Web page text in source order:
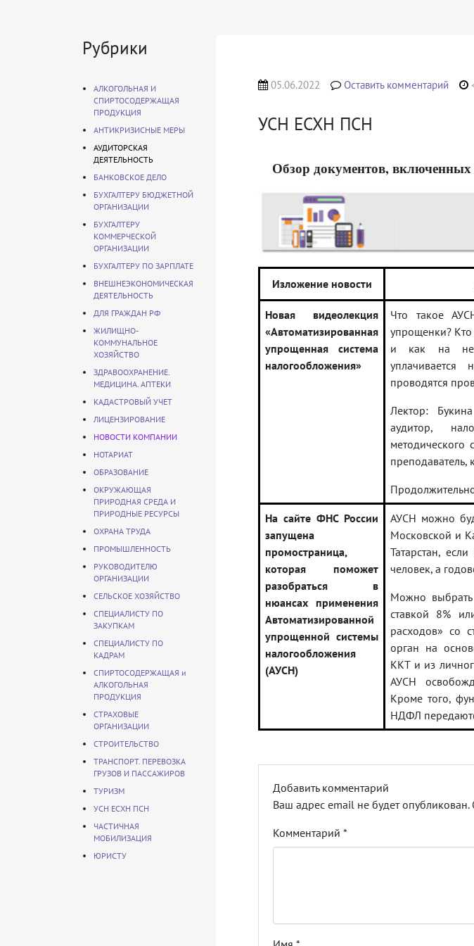
Рубрики
АЛКОГОЛЬНАЯ И
СПИРТОСОДЕРЖАЩАЯ
ПРОДУКЦИЯ
АНТИКРИЗИСНЫЕ МЕРЫ
АУДИТОРСКАЯ
ДЕЯТЕЛЬНОСТЬ
БАНКОВСКОЕ ДЕЛО
БУХГАЛТЕРУ БЮДЖЕТНОЙ
ОРГАНИЗАЦИИ
БУХГАЛТЕРУ
КОММЕРЧЕСКОЙ
ОРГАНИЗАЦИИ
БУХГАЛТЕРУ ПО ЗАРПЛАТЕ
ВНЕШНЕЭКОНОМИЧЕСКАЯ
ДЕЯТЕЛЬНОСТЬ
ДЛЯ ГРАЖДАН РФ
ЖИЛИЩНО-
КОММУНАЛЬНОЕ
ХОЗЯЙСТВО
ЗДРАВООХРАНЕНИЕ.
МЕДИЦИНА. АПТЕКИ
КАДАСТРОВЫЙ УЧЕТ
ЛИЦЕНЗИРОВАНИЕ
НОВОСТИ КОМПАНИИ
НОТАРИАТ
ОБРАЗОВАНИЕ
ОКРУЖАЮЩАЯ
ПРИРОДНАЯ СРЕДА И
ПРИРОДНЫЕ РЕСУРСЫ
ОХРАНА ТРУДА
ПРОМЫШЛЕННОСТЬ
РУКОВОДИТЕЛЮ
ОРГАНИЗАЦИИ
СЕЛЬСКОЕ ХОЗЯЙСТВО
СПЕЦИАЛИСТУ ПО
ЗАКУПКАМ
СПЕЦИАЛИСТУ ПО
КАДРАМ
СПИРТОСОДЕРЖАЩАЯ и
АЛКОГОЛЬНАЯ
ПРОДУКЦИЯ
СТРАХОВЫЕ
ОРГАНИЗАЦИИ
СТРОИТЕЛЬСТВО
ТРАНСПОРТ. ПЕРЕВОЗКА
ГРУЗОВ И ПАССАЖИРОВ
ТУРИЗМ
УСН ЕСХН ПСН
ЧАСТИЧНАЯ
МОБИЛИЗАЦИЯ
ЮРИСТУ
05.06.2022 Оставить комментарий
УСН ЕСХН ПСН
Обзор документов, включенных
Изложение новости
Новая видеолекция
«Автоматизированная
упрощенная система
налогообложения»
Что такое
упрощенки?
и как на
проводятся
Лектор:
аудитор,
методического
преподаватель,
На сайте ФНС России
запущена
промостраница,
которая поможет
разобраться в
нюансах применения
Автоматизированной
упрощенной системы
налогообложения
(АУСН)
АУСН можно
Московской и
Татарстан,
человек, а
Можно
ставкой 8%
расходов» со
орган на
ККТ и из
АУСН
Кроме того,
НДФЛ
Добавить комментарий
Ваш адрес email не будет опубликован.
Комментарий *